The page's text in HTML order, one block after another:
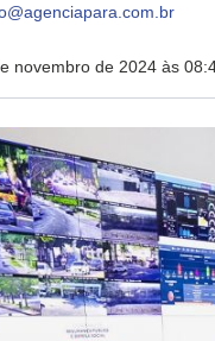
novembro de 2024 às